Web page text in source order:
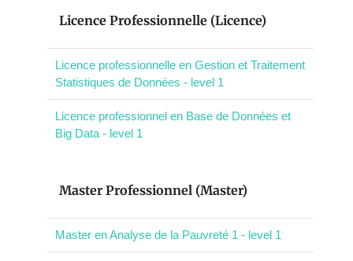
Licence Professionnelle (Licence)
Licence professionnelle en Gestion et Traitement
Statistiques de Données - level 1
Licence professionnel en Base de Données et
Big Data - level 1
Master Professionnel (Master)
Master en Analyse de la Pauvreté 1 - level 1